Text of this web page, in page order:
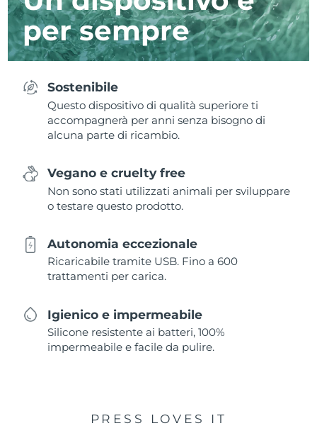
per sempre
Sostenibile
Questo dispositivo di qualità superiore ti
accompagnerà per anni senza bisogno di
alcuna parte di ricambio.
Vegano e cruelty free
Non sono stati utilizzati animali per sviluppare
o testare questo prodotto.
Autonomia eccezionale
Ricaricabile tramite USB. Fino a 600
trattamenti per carica.
Igienico e impermeabile
Silicone resistente ai batteri, 100%
impermeabile e facile da pulire.
PRESS LOVES IT